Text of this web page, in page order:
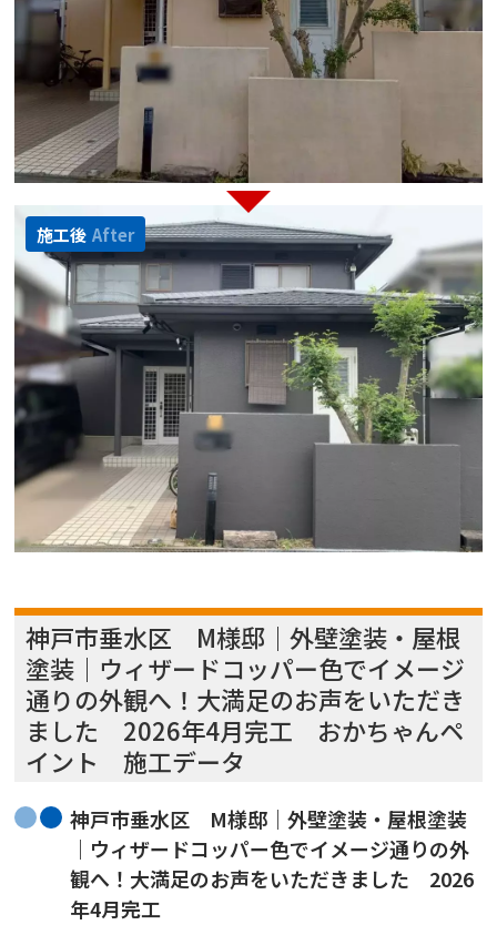
施工後 After
神戸市垂水区 M様邸｜外壁塗装・屋根
塗装｜ウィザードコッパー色でイメージ
通りの外観へ！大満足のお声をいただき
ました 2026年4月完工 おかちゃんペ
イント 施工データ
神戸市垂水区 M様邸｜外壁塗装・屋根塗装
｜ウィザードコッパー色でイメージ通りの外
観へ！大満足のお声をいただきました 2026
年4月完工